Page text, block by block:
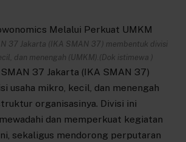
37 Jakarta (IKA SMAN 37) membentuk divisi
dan menengah (UMKM).(Dok istimewa )
37 Jakarta (IKA SMAN 37)
usaha mikro, kecil, dan menengah
organisasinya. Divisi ini
dan memperkuat kegiatan
sekaligus mendorong perputaran